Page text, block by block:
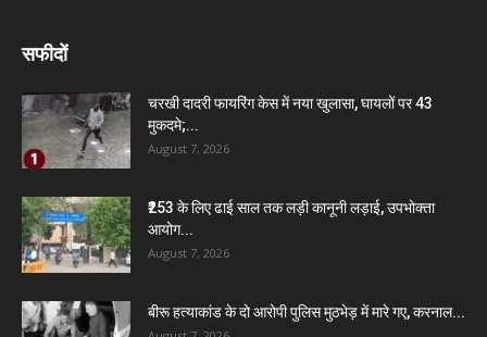
सफीदों
चरखी दादरी फायरिंग केस में नया खुलासा, घायलों पर 43
मुकदमे;...
August 7, 2026
₹253 के लिए ढाई साल तक लड़ी कानूनी लड़ाई, उपभोक्ता
आयोग...
August 7, 2026
बीरू हत्याकांड के दो आरोपी पुलिस मुठभेड़ में मारे गए, करनाल...